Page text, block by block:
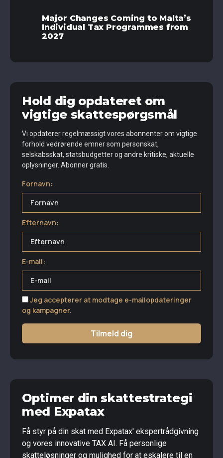
Major Changes Coming to Malta’s
Individual Tax Programmes from
2027
Hold dig opdateret om
vigtige skattespørgsmål
Vi opdaterer regelmæssigt vores abonnenter om vigtige
forhold vedrørende emner som personskat,
selskabsskat, statsbudgetter og andre kritiske, aktuelle
oplysninger. Abonner gratis.
Fornavn:
Efternavn:
E-mail:
Jeg accepterer at modtage e-mailopdateringer
og kampagner.
Tilmeld dig
Optimer din skattestrategi
med Expatax
Få styr på din skat med Expatax' ekspertrådgivning
og vores innovative TAX AI. Få personlige
skatteløsninger og mulighed for at eskalere til en